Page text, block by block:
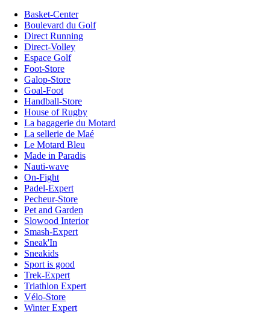
Basket-Center
Boulevard du Golf
Direct Running
Direct-Volley
Espace Golf
Foot-Store
Galop-Store
Goal-Foot
Handball-Store
House of Rugby
La bagagerie du Motard
La sellerie de Maé
Le Motard Bleu
Made in Paradis
Nauti-wave
On-Fight
Padel-Expert
Pecheur-Store
Pet and Garden
Slowood Interior
Smash-Expert
Sneak'In
Sneakids
Sport is good
Trek-Expert
Triathlon Expert
Vélo-Store
Winter Expert